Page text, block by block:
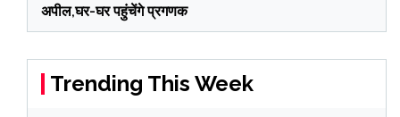
अपील,घर-घर पहुंचेंगे प्रगणक
Trending This Week